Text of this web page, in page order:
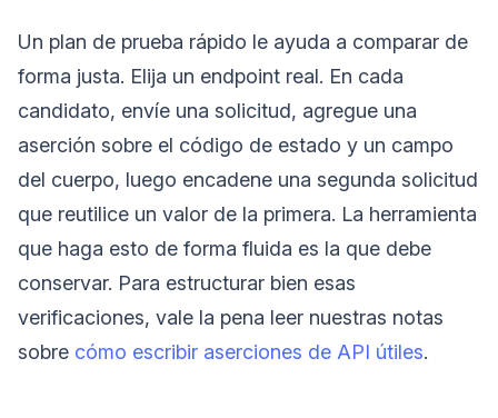
Un plan de prueba rápido le ayuda a comparar de
forma justa. Elija un endpoint real. En cada
candidato, envíe una solicitud, agregue una
aserción sobre el código de estado y un campo
del cuerpo, luego encadene una segunda solicitud
que reutilice un valor de la primera. La herramienta
que haga esto de forma fluida es la que debe
conservar. Para estructurar bien esas
verificaciones, vale la pena leer nuestras notas
sobre cómo escribir aserciones de API útiles.